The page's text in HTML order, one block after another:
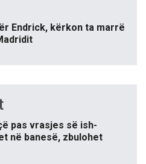
Endrick, kërkon ta marrë
pas vrasjes së ish-
në banesë, zbulohet